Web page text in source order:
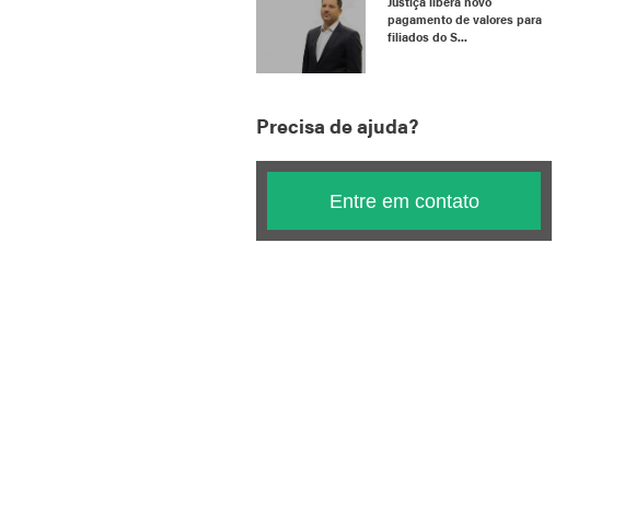
pagamento de valores para
filiados do S...
Precisa de ajuda?
Entre em contato